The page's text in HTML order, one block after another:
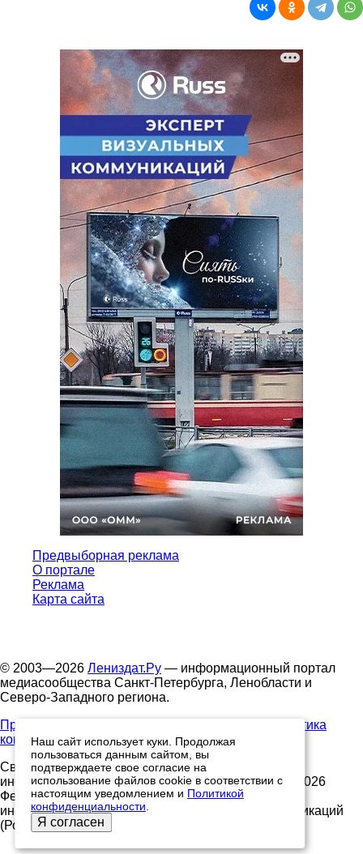
Предвыборная реклама
О портале
Реклама
Карта сайта
© 2003—2026 Лениздат.Ру — информационный портал
медиасообщества Санкт-Петербурга, Ленобласти и
Северо-Западного региона.
Правила использования содержания сайта.
Политика
конфиденциальности.
Свидетельство о регистрации средства массовой
информации ЭЛ №ФС77-91046, выданное 10.03.2026
Федеральной службой по надзору в сфере связи,
информационных технологий и массовых коммуникаций
(Роскомнадзор)
Наш сайт использует куки. Продолжая
пользоваться данным сайтом, вы
подтверждаете свое согласие на
использование файлов cookie в соответствии с
настоящим уведомлением и Политикой
конфиденциальности
Я согласен